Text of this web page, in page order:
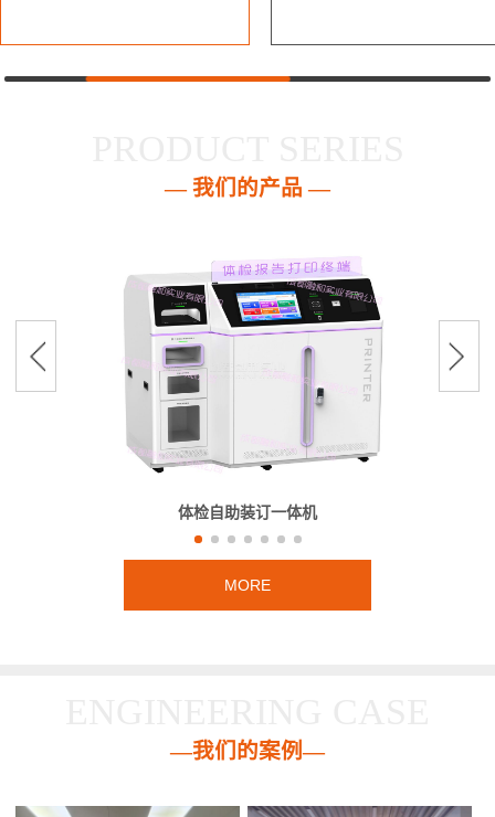
— 我们的产品 —
体检自助装订一体机
MORE
—我们的案例—